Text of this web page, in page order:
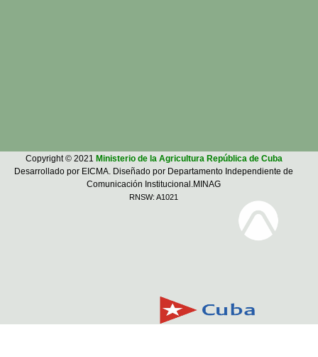
Copyright © 2021 Ministerio de la Agricultura República de Cuba
Desarrollado por EICMA. Diseñado por Departamento Independiente de
Comunicación Institucional.MINAG
RNSW: A1021